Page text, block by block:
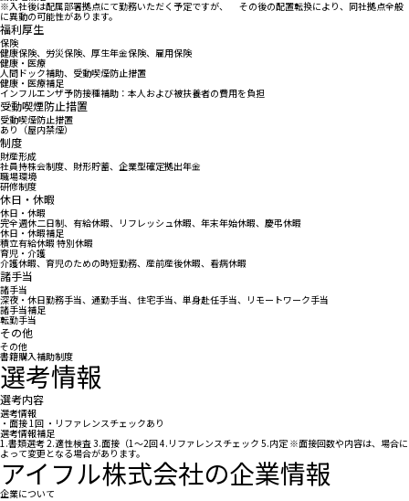
※入社後は配属部署拠点にて勤務いただく予定ですが、 その後の配置転換により、同社拠点全般
に異動の可能性があります。
福利厚生
保険
健康保険、労災保険、厚生年金保険、雇用保険
健康・医療
人間ドック補助、受動喫煙防止措置
健康・医療補足
インフルエンザ予防接種補助：本人および被扶養者の費用を負担
受動喫煙防止措置
受動喫煙防止措置
あり（屋内禁煙）
制度
財産形成
社員持株会制度、財形貯蓄、企業型確定拠出年金
職場環境
研修制度
休日・休暇
休日・休暇
完全週休二日制、有給休暇、リフレッシュ休暇、年末年始休暇、慶弔休暇
休日・休暇補足
積立有給休暇 特別休暇
育児・介護
介護休暇、育児のための時短勤務、産前産後休暇、看病休暇
諸手当
諸手当
深夜・休日勤務手当、通勤手当、住宅手当、単身赴任手当、リモートワーク手当
諸手当補足
転勤手当
その他
その他
書籍購入補助制度
選考情報
選考内容
選考情報
・面接 1回 ・リファレンスチェックあり
選考情報補足
1.書類選考 2.適性検査 3.面接（1〜2回 4.リファレンスチェック 5.内定 ※面接回数や内容は、場合に
よって変更となる場合があります。
アイフル株式会社の企業情報
企業について